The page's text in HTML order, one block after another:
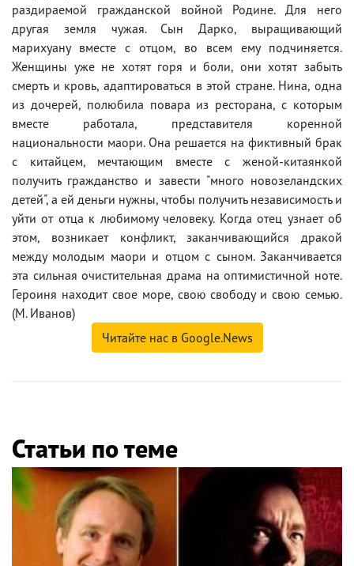
раздираемой гражданской войной Родине. Для него
другая земля чужая. Сын Дарко, выращивающий
марихуану вместе с отцом, во всем ему подчиняется.
Женщины уже не хотят горя и боли, они хотят забыть
смерть и кровь, адаптироваться в этой стране. Нина, одна
из дочерей, полюбила повара из ресторана, с которым
вместе работала, представителя коренной
национальности маори. Она решается на фиктивный брак
с китайцем, мечтающим вместе с женой-китаянкой
получить гражданство и завести "много новозеландских
детей", а ей деньги нужны, чтобы получить независимость и
уйти от отца к любимому человеку. Когда отец узнает об
этом, возникает конфликт, заканчивающийся дракой
между молодым маори и отцом с сыном. Заканчивается
эта сильная очистительная драма на оптимистичной ноте.
Героиня находит свое море, свою свободу и свою семью.
(М. Иванов)
Читайте нас в Google.News
Статьи по теме